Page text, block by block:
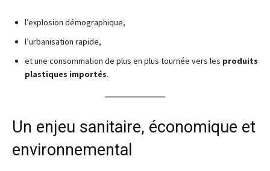
l’explosion démographique,
l’urbanisation rapide,
et une consommation de plus en plus tournée vers les produits
plastiques importés.
Un enjeu sanitaire, économique et
environnemental